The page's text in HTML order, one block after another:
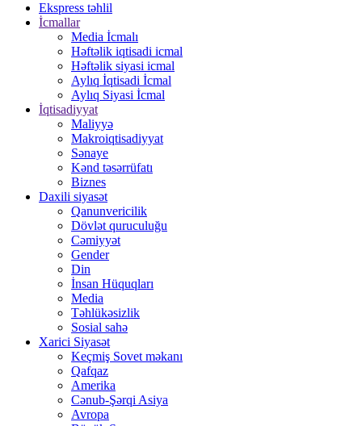
Ekspress təhlil
İcmallar
Media İcmalı
Həftəlik iqtisadi icmal
Həftəlik siyasi icmal
Aylıq İqtisadi İcmal
Aylıq Siyasi İcmal
İqtisadiyyat
Maliyyə
Makroiqtisadiyyat
Sənaye
Kənd təsərrüfatı
Biznes
Daxili siyasət
Qanunvericilik
Dövlət quruculuğu
Cəmiyyət
Gender
Din
İnsan Hüquqları
Media
Təhlükəsizlik
Sosial sahə
Xarici Siyasət
Keçmiş Sovet məkanı
Qafqaz
Amerika
Cənub-Şərqi Asiya
Avropa